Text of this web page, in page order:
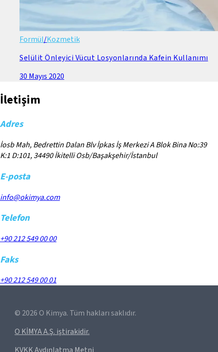
Formül/Kozmetik
Selülit Önleyici Vücut Losyonlarında Kafein Kullanımı
30 Mayıs 2020
İletişim
Adres
İosb Mah, Bedrettin Dalan Blv İpkas İş Merkezi A Blok Bina No:39
K:1 D:101, 34490 İkitelli Osb/Başakşehir/İstanbul
E-posta
info@okimya.com
Telefon
+90 212 549 00 00
Faks
+90 212 549 00 01
© 2026 O Kimya. Tüm hakları saklıdır.
O KİMYA A.Ş. iştirakidir.